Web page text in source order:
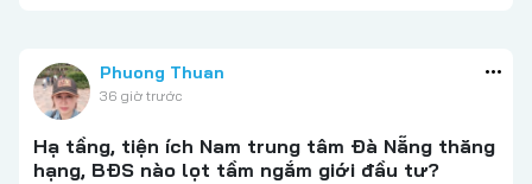
Phuong Thuan
36 giờ trước
Hạ tầng, tiện ích Nam trung tâm Đà Nẵng thăng
hạng, BĐS nào lọt tầm ngắm giới đầu tư?